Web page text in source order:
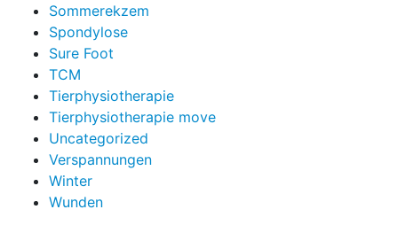
Sommerekzem
Spondylose
Sure Foot
TCM
Tierphysiotherapie
Tierphysiotherapie move
Uncategorized
Verspannungen
Winter
Wunden